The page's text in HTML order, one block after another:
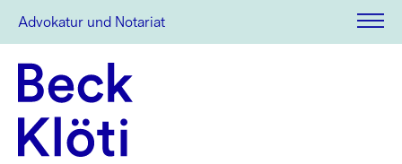
Advokatur und Notariat